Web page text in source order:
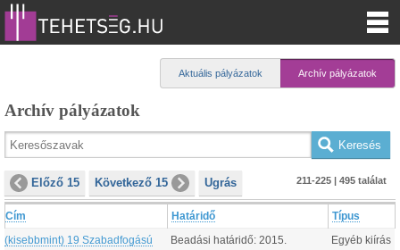
Aktuális pályázatok Archív pályázatok
Archív pályázatok
Előző 15 Következő 15 Ugrás 211-225 | 495 találat
Cím Határidő Típus
(kisebbmint) 19 Szabadfogású
Beadási határidő: 2015.
Egyéb kiírás